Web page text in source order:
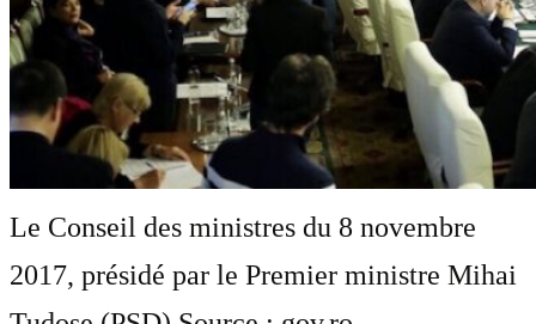
Le Conseil des ministres du 8 novembre
2017, présidé par le Premier ministre Mihai